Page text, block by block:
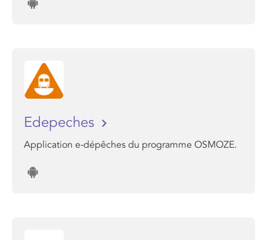
Edepeches
Application e-dépêches du programme OSMOZE.